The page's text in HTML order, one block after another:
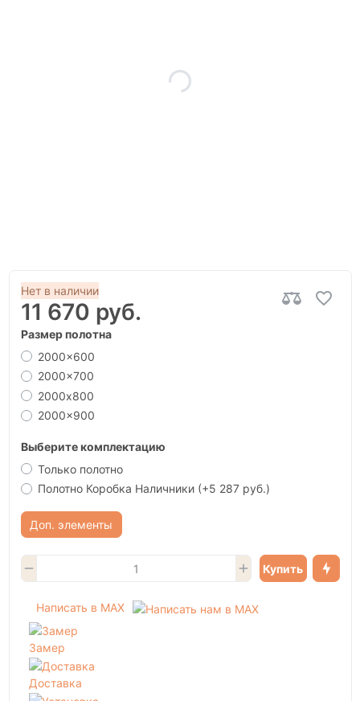
Нет в наличии
11 670 руб.
Размер полотна
2000x600
2000x700
2000х800
2000x900
Выберите комплектацию
Только полотно
Полотно Коробка Наличники (+5 287 руб.)
Доп. элементы
Купить
Написать в MAX
Замер
Доставка